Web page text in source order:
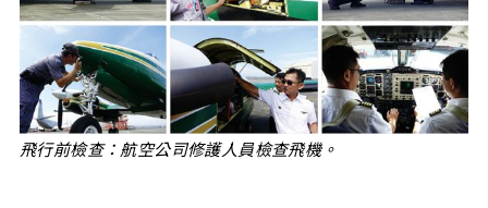
飛行前檢查：航空公司修護人員檢查飛機。